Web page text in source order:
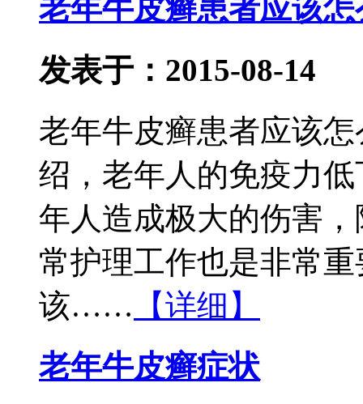
老年牛皮癣患者应该
发表于：2015-08-14
老年牛皮癣患者应该
绍，老年人的免疫力
年人造成极大的伤害
常护理工作也是非常
该…… 【详细】
老年牛皮癣症状